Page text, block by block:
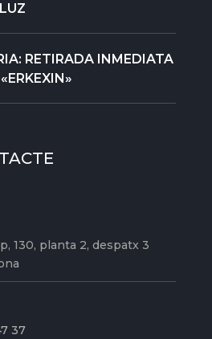
RETIRADA INMEDIATA
130, planta 2, despatx 3
37